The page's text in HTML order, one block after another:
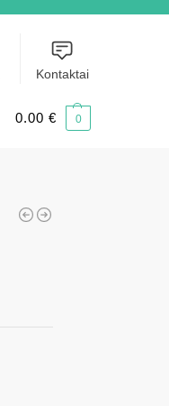
Kontaktai
0.00 € 0